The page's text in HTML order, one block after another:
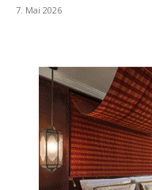
7. Mai 2026